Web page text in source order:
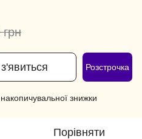
Розстрочка
знижки
Порівняти